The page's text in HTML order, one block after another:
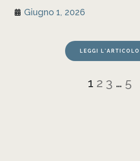
Giugno 1, 2026
LEGGI L'ARTICOLO
1 2 3 … 5